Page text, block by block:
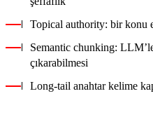
Topical authority: bir konu
Semantic chunking:
çıkarabilmesi
Long-tail anahtar kelime